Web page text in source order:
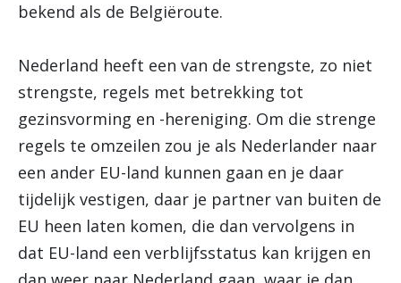
bekend als de Belgiëroute.
Nederland heeft een van de strengste, zo niet
strengste, regels met betrekking tot
gezinsvorming en -hereniging. Om die strenge
regels te omzeilen zou je als Nederlander naar
een ander EU-land kunnen gaan en je daar
tijdelijk vestigen, daar je partner van buiten de
EU heen laten komen, die dan vervolgens in
dat EU-land een verblijfsstatus kan krijgen en